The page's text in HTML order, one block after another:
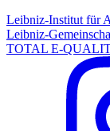
Leibniz-Institut für
Leibniz-
TOTAL E-